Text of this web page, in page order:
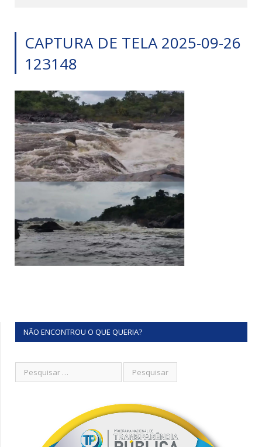
CAPTURA DE TELA 2025-09-26
123148
NÃO ENCONTROU O QUE QUERIA?